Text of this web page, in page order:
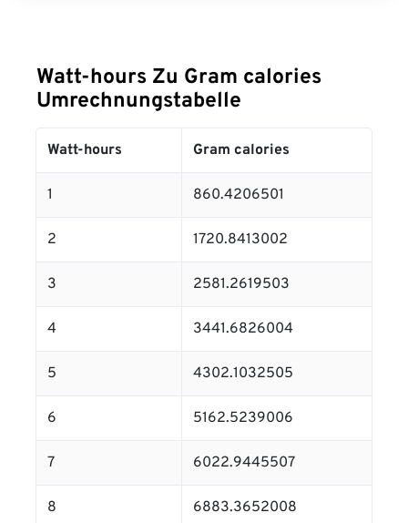
Watt-hours Zu Gram calories
Umrechnungstabelle
Watt-hours Gram calories
1 860.4206501
2 1720.8413002
3 2581.2619503
4 3441.6826004
5 4302.1032505
6 5162.5239006
7 6022.9445507
8 6883.3652008